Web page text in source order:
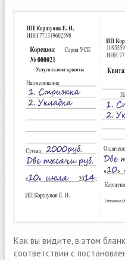
Как вы видите, в этом
соответствии с